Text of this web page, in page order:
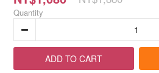
Quantity
ADD TO CART